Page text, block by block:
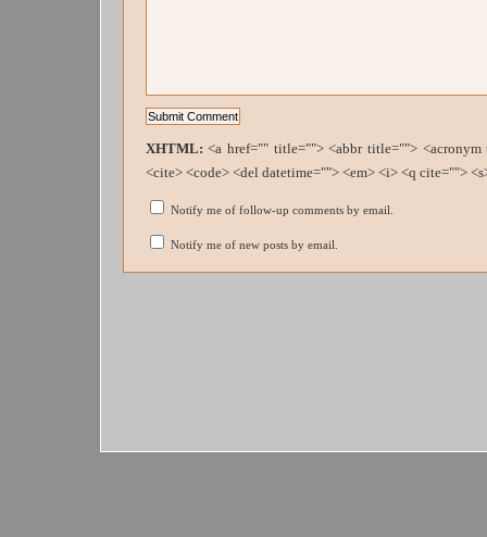
XHTML: <a href="" title=""> <abbr title="">
<cite> <code> <del datetime=""> <em> <i> <q cite="">
Notify me of follow-up comments by email.
Notify me of new posts by email.